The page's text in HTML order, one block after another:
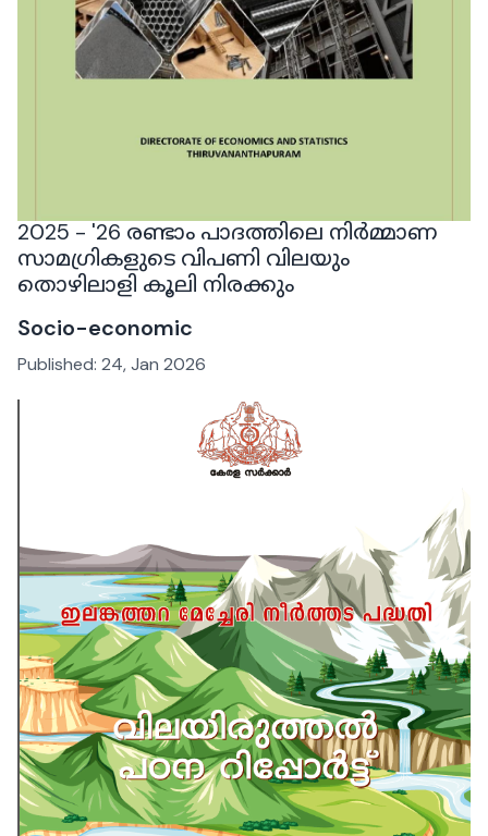
2025 - '26 രണ്ടാം പാദത്തിലെ നിർമ്മാണ
സാമഗ്രികളുടെ വിപണി വിലയും
തൊഴിലാളി കൂലി നിരക്കും
Socio-economic
Published: 24, Jan 2026